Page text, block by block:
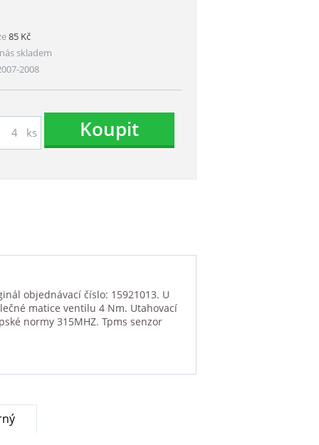
85 Kč
skladem
2008
ks Koupit
objednávací číslo: 15921013. U
matice ventilu 4 Nm. Utahovací
normy 315MHZ. Tpms senzor